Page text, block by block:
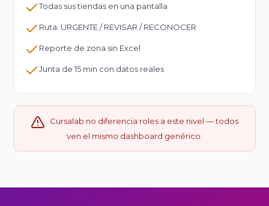
Todas sus tiendas en una pantalla
Ruta: URGENTE / REVISAR / RECONOCER
Reporte de zona sin Excel
Junta de 15 min con datos reales
Cursalab no diferencia roles a este nivel — todos
ven el mismo dashboard genérico.